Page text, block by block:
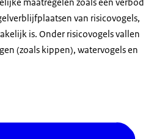
van risicovogels,
is. Onder risicovogels vallen
(zoals kippen), watervogels en